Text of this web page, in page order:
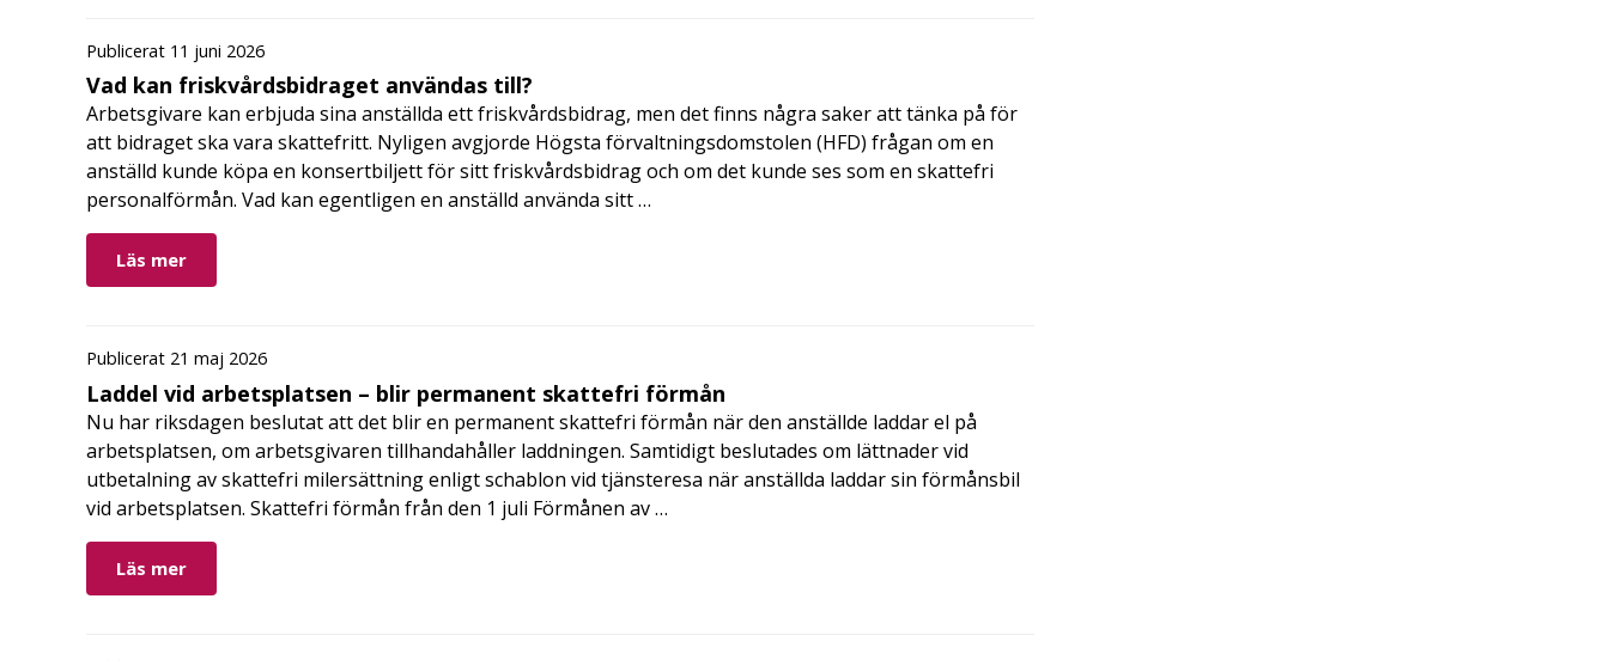
Publicerat 11 juni 2026
Vad kan friskvårdsbidraget användas till?
Arbetsgivare kan erbjuda sina anställda ett friskvårdsbidrag, men det finns några saker att tänka på för
att bidraget ska vara skattefritt. Nyligen avgjorde Högsta förvaltningsdomstolen (HFD) frågan om en
anställd kunde köpa en konsertbiljett för sitt friskvårdsbidrag och om det kunde ses som en skattefri
personalförmån. Vad kan egentligen en anställd använda sitt …
Läs mer
Publicerat 21 maj 2026
Laddel vid arbetsplatsen – blir permanent skattefri förmån
Nu har riksdagen beslutat att det blir en permanent skattefri förmån när den anställde laddar el på
arbetsplatsen, om arbetsgivaren tillhandahåller laddningen. Samtidigt beslutades om lättnader vid
utbetalning av skattefri milersättning enligt schablon vid tjänsteresa när anställda laddar sin förmånsbil
vid arbetsplatsen. Skattefri förmån från den 1 juli Förmånen av …
Läs mer